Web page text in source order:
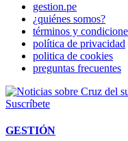
gestion.pe
¿quiénes somos?
términos y
política de privacidad
politica de cookies
preguntas frecuentes
Suscríbete
GESTIÓN